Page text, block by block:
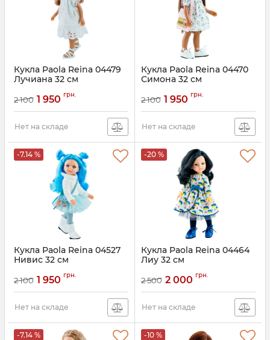
Кукла Paola Reina 04479
Лучиана 32 см
2 100 1 950 грн.
Нет на складе
Кукла Paola Reina 04470
Симона 32 см
2 100 1 950 грн.
Нет на складе
-7.14 %
Кукла Paola Reina 04527
Нивис 32 см
2 100 1 950 грн.
Нет на складе
-20 %
Кукла Paola Reina 04464
Лиу 32 см
2 500 2 000 грн.
Нет на складе
-7.14 % -10 %